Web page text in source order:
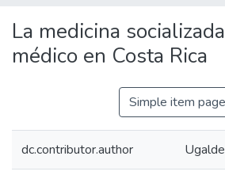
La medicina
médico en Costa Rica
Simple item page
dc.contributor.author